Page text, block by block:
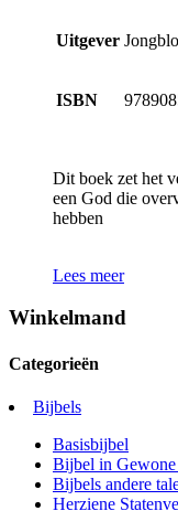
Uitgever
ISBN
Dit boek zet het
een God die
hebben
Lees meer
Winkelmand
Categorieën
Bijbels
Basisbijbel
Bijbel in Gewone
Bijbels andere
Herziene